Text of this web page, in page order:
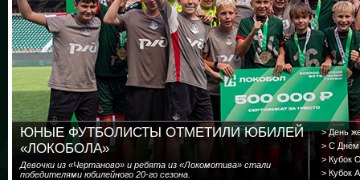
ЮНЫЕ ФУТБОЛИСТЫ ОТМЕТИЛИ ЮБИЛЕЙ
«ЛОКОБОЛА»
Девочки из «Чертаново» и ребята из «Локомотива» стали
победителями юбилейного ­20-го сезона.
> День
> С Днём
> Кубок
>